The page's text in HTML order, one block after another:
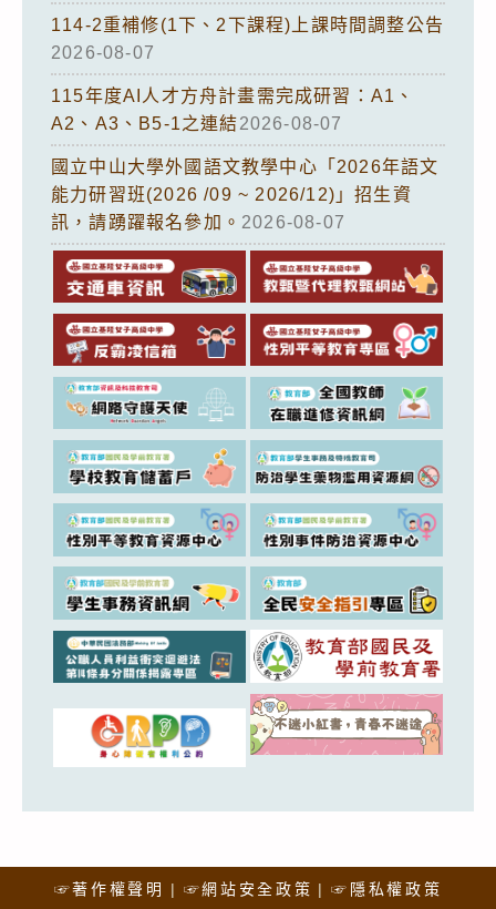
114-2重補修(1下、2下課程)上課時間調整公告
2026-08-07
115年度AI人才方舟計畫需完成研習：A1、
A2、A3、B5-1之連結2026-08-07
國立中山大學外國語文教學中心「2026年語文
能力研習班(2026 /09 ~ 2026/12)」招生資
訊，請踴躍報名參加。 2026-08-07
☞著作權聲明 ☞網站安全政策 ☞隱私權政策